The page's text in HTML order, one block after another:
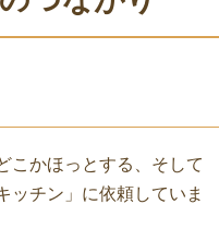
こかほっとする、そして
ッチン」に依頼していま